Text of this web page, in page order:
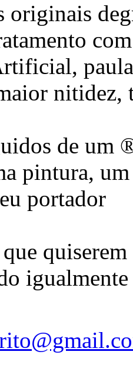
originais
nitidez,
de um
pintura,
portador